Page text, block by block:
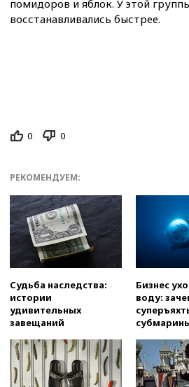
помидоров и яблок. У этой
восстанавливались быстрее.
0 0
РЕКОМЕНДУЕМ:
Судьба наследства:
истории
удивительных
завещаний
Бизнес
воду: